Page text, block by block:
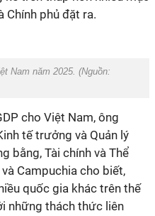
Chính phủ đặt ra.
Nam năm 2025. (Nguồn:
cho Việt Nam, ông
tế trưởng và Quản lý
bằng, Tài chính và Thể
Campuchia cho biết,
quốc gia khác trên thế
những thách thức liên